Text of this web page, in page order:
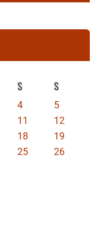
S S
4
5
11
12
18
19
25
26